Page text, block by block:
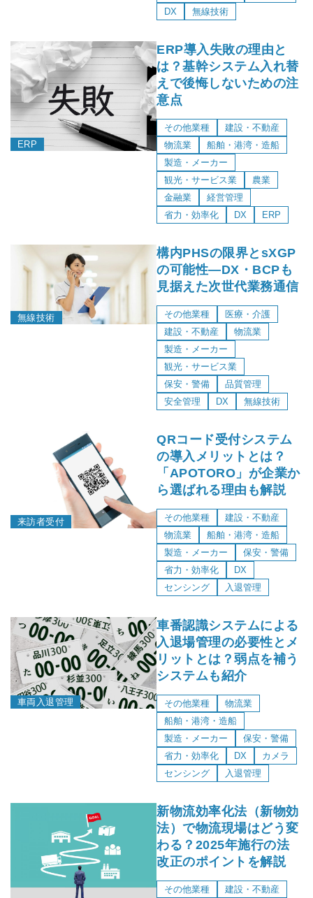
DX
無線技術
ERP
ERP導入失敗の理由と
は？基幹システム入れ替
えで後悔しないための注
意点
その他業種
建設・不動産
物流業
船舶・港湾・造船
製造・メーカー
観光・サービス業
農業
金融業
経営管理
省力・効率化
DX ERP
無線技術
構内PHSの限界とsXGP
の可能性―DX・BCPも
見据えた次世代業務通信
その他業種
医療・介護
建設・不動産
物流業
製造・メーカー
観光・サービス業
保安・警備
品質管理
安全管理
DX 無線技術
来訪者受付
QRコード受付システム
の導入メリットとは？
「APOTORO」が企業か
ら選ばれる理由も解説
その他業種
建設・不動産
物流業
船舶・港湾・造船
製造・メーカー
保安・警備
省力・効率化
DX
センシング
入退管理
車両入退管理
車番認識システムによる
入退場管理の必要性とメ
リットとは？弱点を補う
システムも紹介
その他業種
物流業
船舶・港湾・造船
製造・メーカー
保安・警備
省力・効率化
DX
カメラ
センシング
入退管理
新物流効率化法（新物効
法）で物流現場はどう変
わる？2025年施行の法
改正のポイントを解説
その他業種
建設・不動産